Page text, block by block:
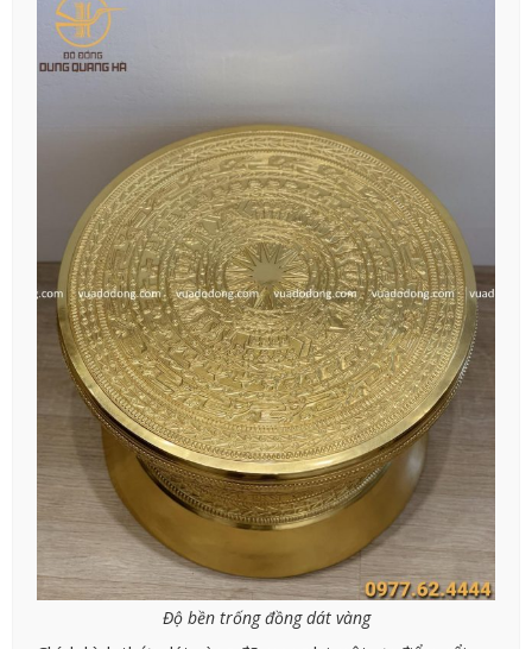
Độ bền trống đồng dát vàng